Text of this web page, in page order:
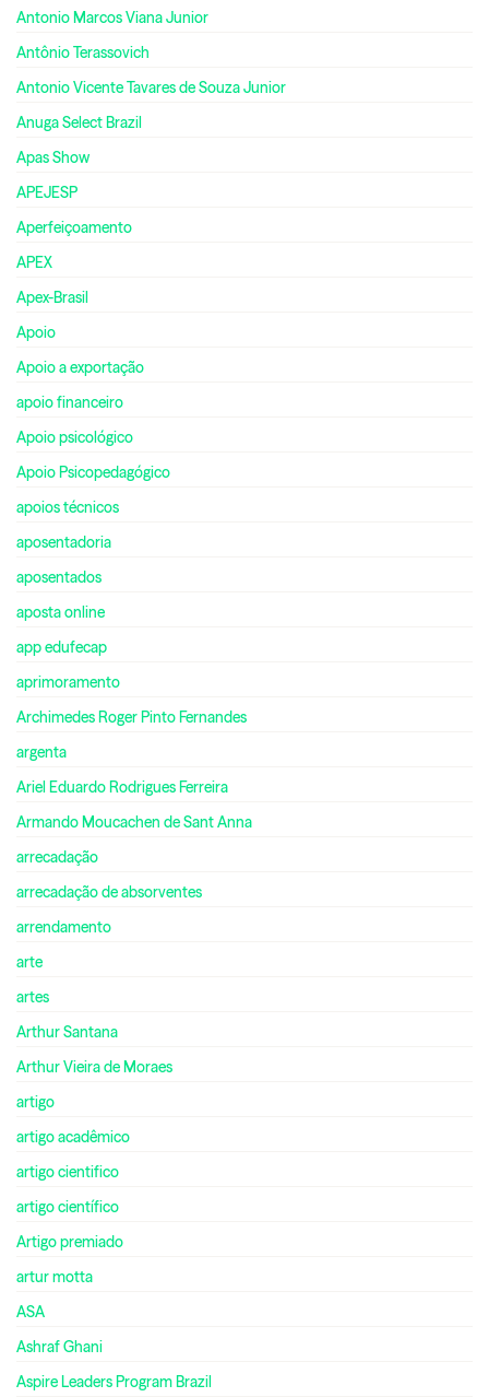
Antonio Marcos Viana Junior
Antônio Terassovich
Antonio Vicente Tavares de Souza Junior
Anuga Select Brazil
Apas Show
APEJESP
Aperfeiçoamento
APEX
Apex-Brasil
Apoio
Apoio a exportação
apoio financeiro
Apoio psicológico
Apoio Psicopedagógico
apoios técnicos
aposentadoria
aposentados
aposta online
app edufecap
aprimoramento
Archimedes Roger Pinto Fernandes
argenta
Ariel Eduardo Rodrigues Ferreira
Armando Moucachen de Sant Anna
arrecadação
arrecadação de absorventes
arrendamento
arte
artes
Arthur Santana
Arthur Vieira de Moraes
artigo
artigo acadêmico
artigo cientifico
artigo científico
Artigo premiado
artur motta
ASA
Ashraf Ghani
Aspire Leaders Program Brazil